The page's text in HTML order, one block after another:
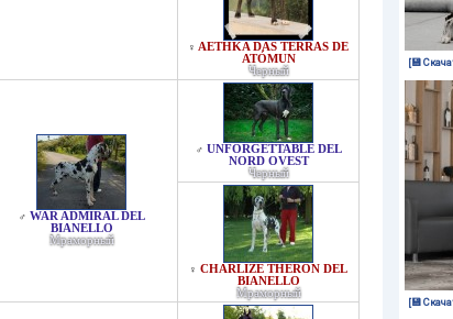
♀ AETHKA DAS TERRAS DE
ATÓMUN
Черный
♂ WAR ADMIRAL DEL
BIANELLO
Мраморный
♂ UNFORGETTABLE DEL
NORD OVEST
Черный
♀ CHARLIZE THERON DEL
BIANELLO
Мраморный
[💾
[💾